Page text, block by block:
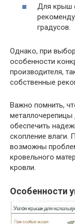
Для крыш
градусов.
Однако, при
особенности
производителя,
собственные
Важно помнить,
обеспечить
скопление влаги.
возможны
кровельного
кровли.
Особенности